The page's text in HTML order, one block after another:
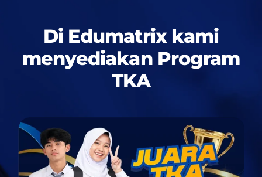
Di Edumatrix kami
menyediakan Program
TKA